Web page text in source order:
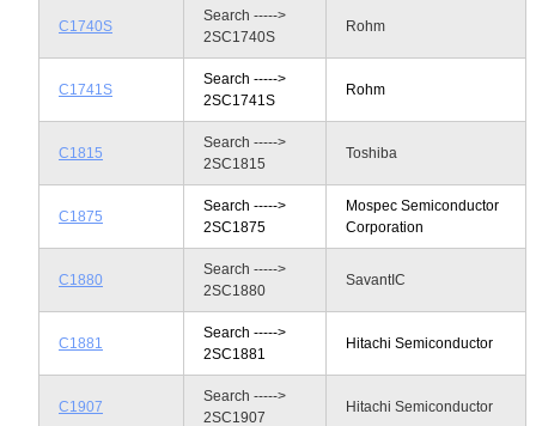
C1740S
Search ----->
2SC1740S
Rohm
C1741S
Search ----->
2SC1741S
Rohm
C1815
Search ----->
2SC1815
Toshiba
C1875
Search ----->
2SC1875
Mospec Semiconductor
Corporation
C1880
Search ----->
2SC1880
SavantIC
C1881
Search ----->
2SC1881
Hitachi Semiconductor
C1907
Search ----->
2SC1907
Hitachi Semiconductor